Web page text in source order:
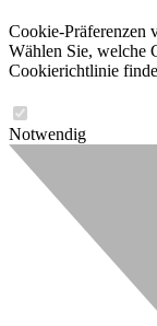
Cookie-Präferenzen
Wählen Sie, welche
Cookierichtlinie
Notwendig